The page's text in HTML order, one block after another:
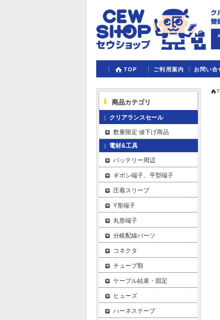
TOP ご利用案内 お問い合
商品カテゴリ
クリアランスセール
数量限定 値下げ商品
電材&工具
バッテリー周辺
ギボシ端子、平型端子
圧着スリーブ
Y形端子
丸形端子
分岐配線パーツ
コネクタ
チューブ類
ケーブル結束・固定
ヒューズ
ハーネステープ